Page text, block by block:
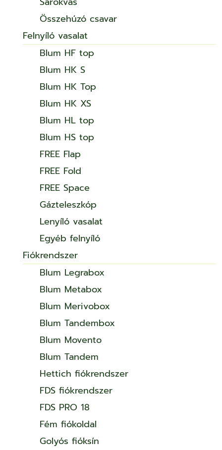
Összehúzó csavar
Felnyíló vasalat
Blum HF top
Blum HK S
Blum HK Top
Blum HK XS
Blum HL top
Blum HS top
FREE Flap
FREE Fold
FREE Space
Gázteleszkóp
Lenyíló vasalat
Egyéb felnyíló
Fiókrendszer
Blum Legrabox
Blum Metabox
Blum Merivobox
Blum Tandembox
Blum Movento
Blum Tandem
Hettich fiókrendszer
FDS fiókrendszer
FDS PRO 18
Fém fiókoldal
Golyós fióksín